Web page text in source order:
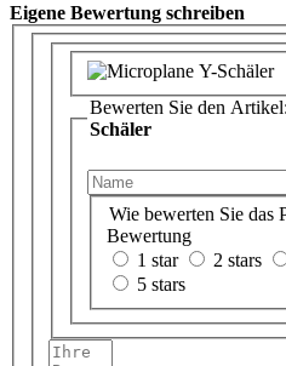
Eigene Bewertung schreiben
Bewerten Sie den Artikel:
Schäler
Wie bewerten Sie das
Bewertung
1 star
2 stars
5 stars